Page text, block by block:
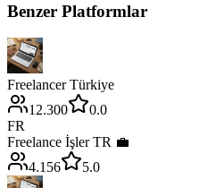
Benzer Platformlar
Freelancer Türkiye
12.300
0.0
FR
Freelance İşler TR 💼
4.156
5.0